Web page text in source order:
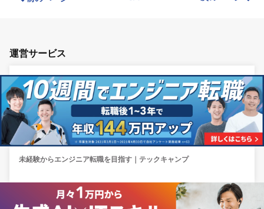
運営サービス
未経験からエンジニア転職を目指す｜テックキャンプ